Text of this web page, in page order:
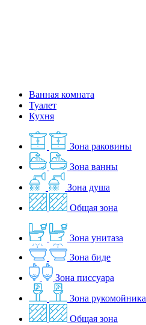
Ванная комната
Туалет
Кухня
Зона раковины
Зона ванны
Зона душа
Общая зона
Зона унитаза
Зона биде
Зона писсуара
Зона рукомойника
Общая зона